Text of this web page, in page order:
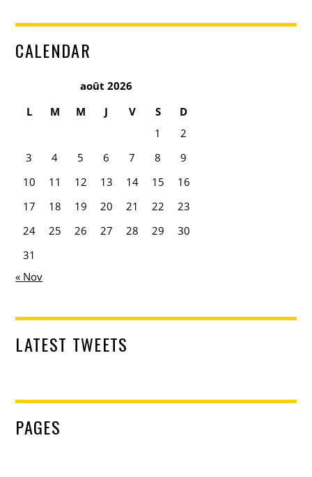
CALENDAR
août 2026
L
M M J V S
D
1
2
3
4 5 6 7 8
9
10
11 12 13 14 15
16
17
18 19 20 21 22
23
24
25 26 27 28 29
30
31
« Nov
LATEST TWEETS
PAGES